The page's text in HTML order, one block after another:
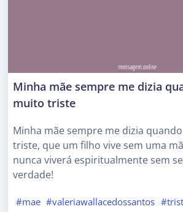
Minha mãe sempre me dizia
muito triste
Minha mãe sempre me dizia
triste, que um filho vive sem uma
nunca viverá espiritualmente sem
verdade!
#mae #valeriawallacedossantos